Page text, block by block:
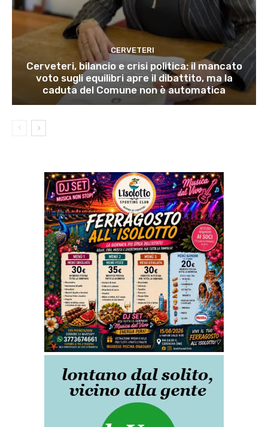
CERVETERI
Cerveteri, bilancio e crisi politica: il mancato
voto sugli equilibri apre il dibattito, ma la
caduta del Comune non è automatica